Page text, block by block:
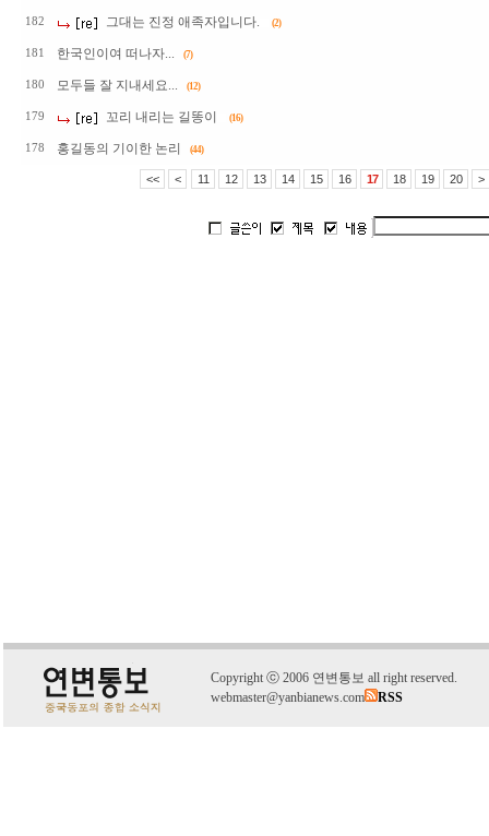
182 그대는 진정 애족자입니다. (2)
181 한국인이여 떠나자... (7)
180 모두들 잘 지내세요... (12)
179 꼬리 내리는 길똥이 (16)
178 홍길동의 기이한 논리 (44)
<< < 11 12 13 14 15 16 17 18 19 20 >
Copyright ⓒ 2006 연변통보 all right reserved.
webmaster@yanbianews.com
RSS